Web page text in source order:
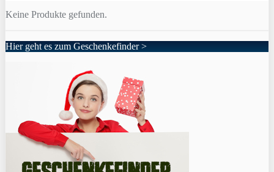
Keine Produkte gefunden.
Hier geht es zum Geschenkefinder >